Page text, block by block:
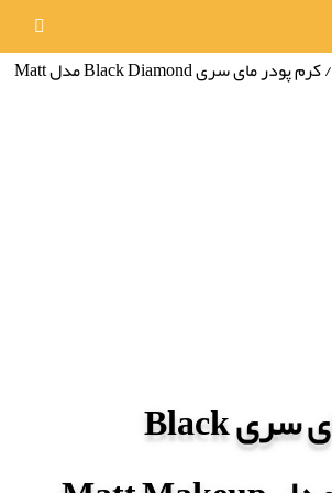
/ کرم پودر مای سری Black Diamond مدل Matt
کرم پودر مای سری Black